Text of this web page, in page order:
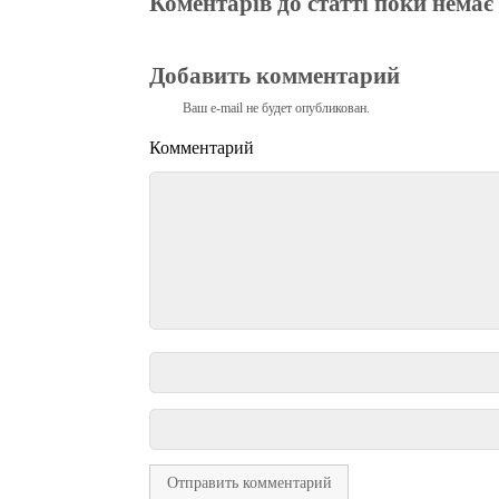
Добавить комментарий
Ваш e-mail не будет опубликован.
Комментарий